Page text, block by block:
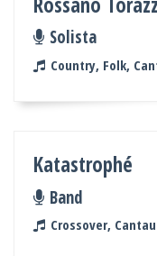
Solista
Country, Folk,
Katastrophé
Band
Crossover,